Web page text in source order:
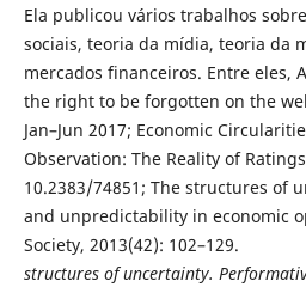
Ela publicou vários trabalhos
sociais, teoria da mídia, teoria da
mercados financeiros. Entre eles,
the right to be forgotten on the
Jan–Jun 2017; Economic
Observation: The Reality of
10.2383/74851; The structures of
and unpredictability in economic
Society, 2013(42): 102–129.
structures of uncertainty.